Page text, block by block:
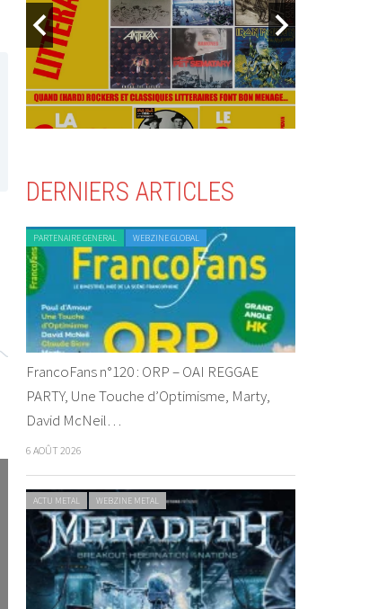
CHRONIQUE METAL WEBZINE METAL VIDEO ROCK
DERNIERS ARTICLES
PARTENAIRE GENERAL WEBZINE GLOBAL
FrancoFans n°120 : ORP – OAI REGGAE
PARTY, Une Touche d’Optimisme, Marty,
David McNeil…
6 AOÛT 2026
ACTU METAL WEBZINE METAL